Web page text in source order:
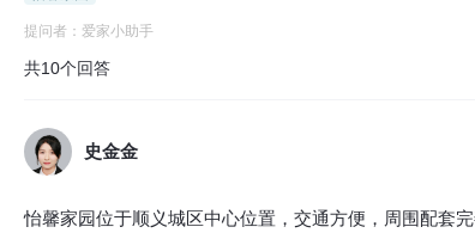
提问者：爱家小助手
共10个回答
史金金
怡馨家园位于顺义城区中心位置，交通方便，周围配套